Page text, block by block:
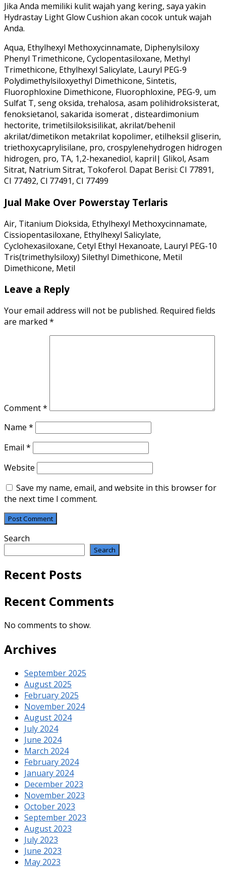
Jika Anda memiliki kulit wajah yang kering, saya yakin
Hydrastay Light Glow Cushion akan cocok untuk wajah
Anda.
Aqua, Ethylhexyl Methoxycinnamate, Diphenylsiloxy
Phenyl Trimethicone, Cyclopentasiloxane, Methyl
Trimethicone, Ethylhexyl Salicylate, Lauryl PEG-9
Polydimethylsiloxyethyl Dimethicone, Sintetis,
Fluorophloxine Dimethicone, Fluorophloxine, PEG-9, um
Sulfat T, seng oksida, trehalosa, asam polihidroksisterat,
fenoksietanol, sakarida isomerat , disteardimonium
hectorite, trimetilsiloksisilikat, akrilat/behenil
akrilat/dimetikon metakrilat kopolimer, etilheksil gliserin,
triethoxycaprylisilane, pro, crospylenehydrogen hidrogen
hidrogen, pro, TA, 1,2-hexanediol, kapril| Glikol, Asam
Sitrat, Natrium Sitrat, Tokoferol. Dapat Berisi: CI 77891,
CI 77492, Cl 77491, CI 77499
Jual Make Over Powerstay Terlaris
Air, Titanium Dioksida, Ethylhexyl Methoxycinnamate,
Cissiopentasiloxane, Ethylhexyl Salicylate,
Cyclohexasiloxane, Cetyl Ethyl Hexanoate, Lauryl PEG-10
Tris(trimethylsiloxy) Silethyl Dimethicone, Metil
Dimethicone, Metil
Leave a Reply
Your email address will not be published. Required fields
are marked *
Comment*
Name *
Email *
Website
Save my name, email, and website in this browser for
the next time I comment.
Search
Search
Recent Posts
Recent Comments
No comments to show.
Archives
September 2025
August 2025
February 2025
November 2024
August 2024
July 2024
June 2024
March 2024
February 2024
January 2024
December 2023
November 2023
October 2023
September 2023
August 2023
July 2023
June 2023
May 2023